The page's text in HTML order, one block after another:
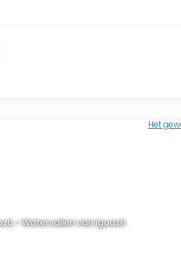
- Watervallen van Iguazú